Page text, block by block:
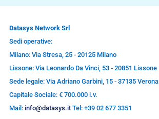
Datasys Network Srl
Sedi operative:
Milano: Via Stresa, 25 - 20125 Milano
Lissone: Via Leonardo Da Vinci, 53 - 20851 Lissone
Sede legale: Via Adriano Garbini, 15 - 37135 Verona
Capitale Sociale: € 700.000 i.v.
Mail: info@datasys.it Tel: +39 02 677 3351